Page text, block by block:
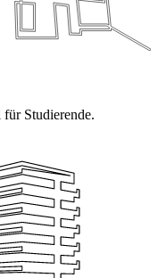
Studierende.